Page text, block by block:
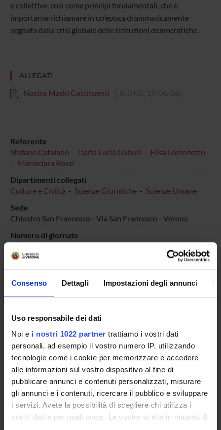
Consenso Dettagli Impostazioni degli annunci
Uso responsabile dei dati
Noi e i nostri 1022 partner trattiamo i vostri dati
personali, ad esempio il vostro numero IP, utilizzando
tecnologie come i cookie per memorizzare e accedere
alle informazioni sul vostro dispositivo al fine di
pubblicare annunci e contenuti personalizzati, misurare
gli annunci e i contenuti, ricercare il pubblico e sviluppare
i servizi. Avete la possibilità di scegliere chi utilizza i
vostri dati e per quali scopi. Le vostre scelte in materia di
e collettive, così come principi fondamentali, che è
importante richiamare in un’epoca drammaticamente
segnata dalla crisi globale delle istituzioni democratiche.
ALLEGATI
Nostra Madri Costituenti
Referente
Stefano Catalano - Daria Lucia Gabusi - Elisa Lorenzetto
- Mariaclara Rossi
Dipartimenti collegati
Culture e Civiltà - Scienze Giuridiche - Scienze Umane
Sede
Chiostro San Francesco - Via San Francesco - Verona
Numero di giornate
Obiettivi
nella realizzazione di una mostra sulle Madri Costituenti
psicologiche; AREA MIN. 12 - Scienze giuridiche
Categoria prevalente
Organizzazione di concerti, spettacoli teatrali, rassegne
cinematografiche, eventi sportivi, mostre, esposizioni e altri
eventi di pubblica utilità aperti alla comunità:
Organizzazione di concerti, spettacoli teatrali, rassegne
cinematografiche, eventi sportivi, mostre, esposizioni e altri
eventi di pubblica utilità aperti alla comunità